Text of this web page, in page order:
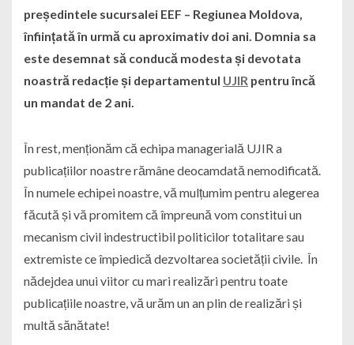
președintele sucursalei EEF – Regiunea Moldova,
înființată în urmă cu aproximativ doi ani. Domnia sa
este desemnat să conducă modesta și devotata
noastră redacție și departamentul UJIR pentru încă
un mandat de 2 ani.
În rest, menționăm că echipa managerială UJIR a
publicațiilor noastre rămâne deocamdată nemodificată.
În numele echipei noastre, vă mulțumim pentru alegerea
făcută și vă promitem că împreună vom constitui un
mecanism civil indestructibil politicilor totalitare sau
extremiste ce împiedică dezvoltarea societății civile. În
nădejdea unui viitor cu mari realizări pentru toate
publicațiile noastre, vă urăm un an plin de realizări și
multă sănătate!